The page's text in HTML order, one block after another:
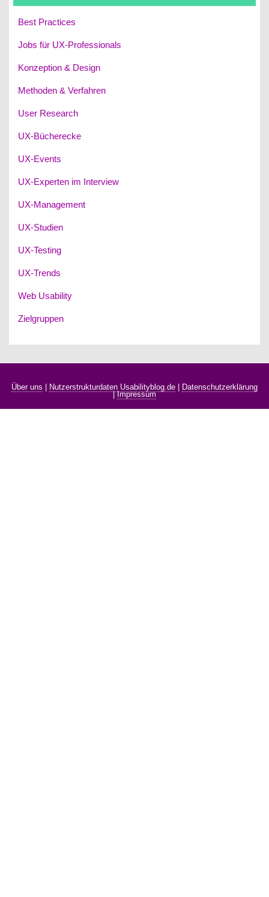
Best Practices
Jobs für UX-Professionals
Konzeption & Design
Methoden & Verfahren
User Research
UX-Bücherecke
UX-Events
UX-Experten im Interview
UX-Management
UX-Studien
UX-Testing
UX-Trends
Web Usability
Zielgruppen
Über uns | Nutzerstrukturdaten Usabilityblog.de | Datenschutzerklärung
|Impressum